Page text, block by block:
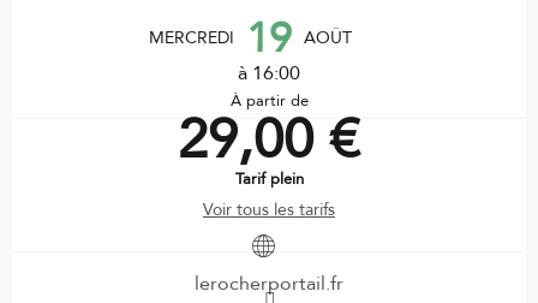
MERCREDI 19 AOÛT
à 16:00
À partir de
29,00 €
Tarif plein
Voir tous les tarifs
lerocherportail.fr